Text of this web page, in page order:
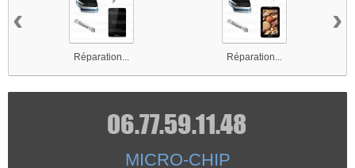
Réparation... Réparation...
‹ ›
MICRO-CHIP